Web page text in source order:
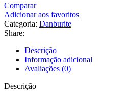
Comparar
Adicionar aos favoritos
Categoria: Danburite
Share:
Descrição
Informação adicional
Avaliações (0)
Descrição